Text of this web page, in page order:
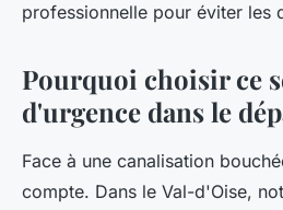
professionnelle pour éviter les
Pourquoi choisir ce
d'urgence dans le
Face à une canalisation
compte. Dans le Val-d'Oise,